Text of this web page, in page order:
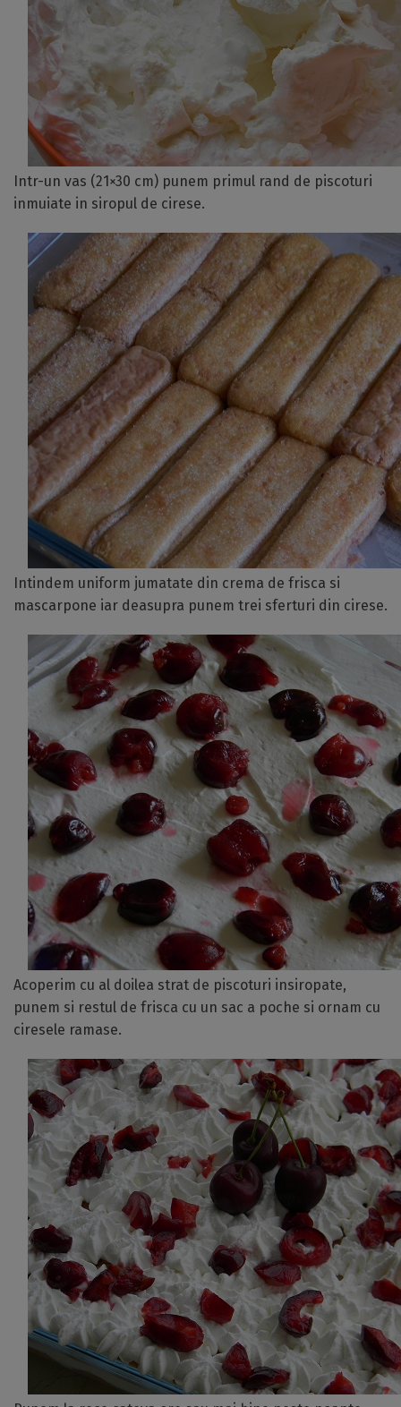
Intr-un vas (21×30 cm) punem primul rand de piscoturi
inmuiate in siropul de cirese.
Intindem uniform jumatate din crema de frisca si
mascarpone iar deasupra punem trei sferturi din cirese.
Acoperim cu al doilea strat de piscoturi insiropate,
punem si restul de frisca cu un sac a poche si ornam cu
ciresele ramase.